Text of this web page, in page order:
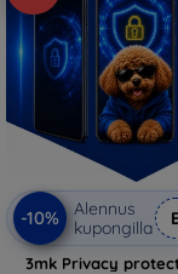
-10%
Alennus
kupongilla
3mk Privacy